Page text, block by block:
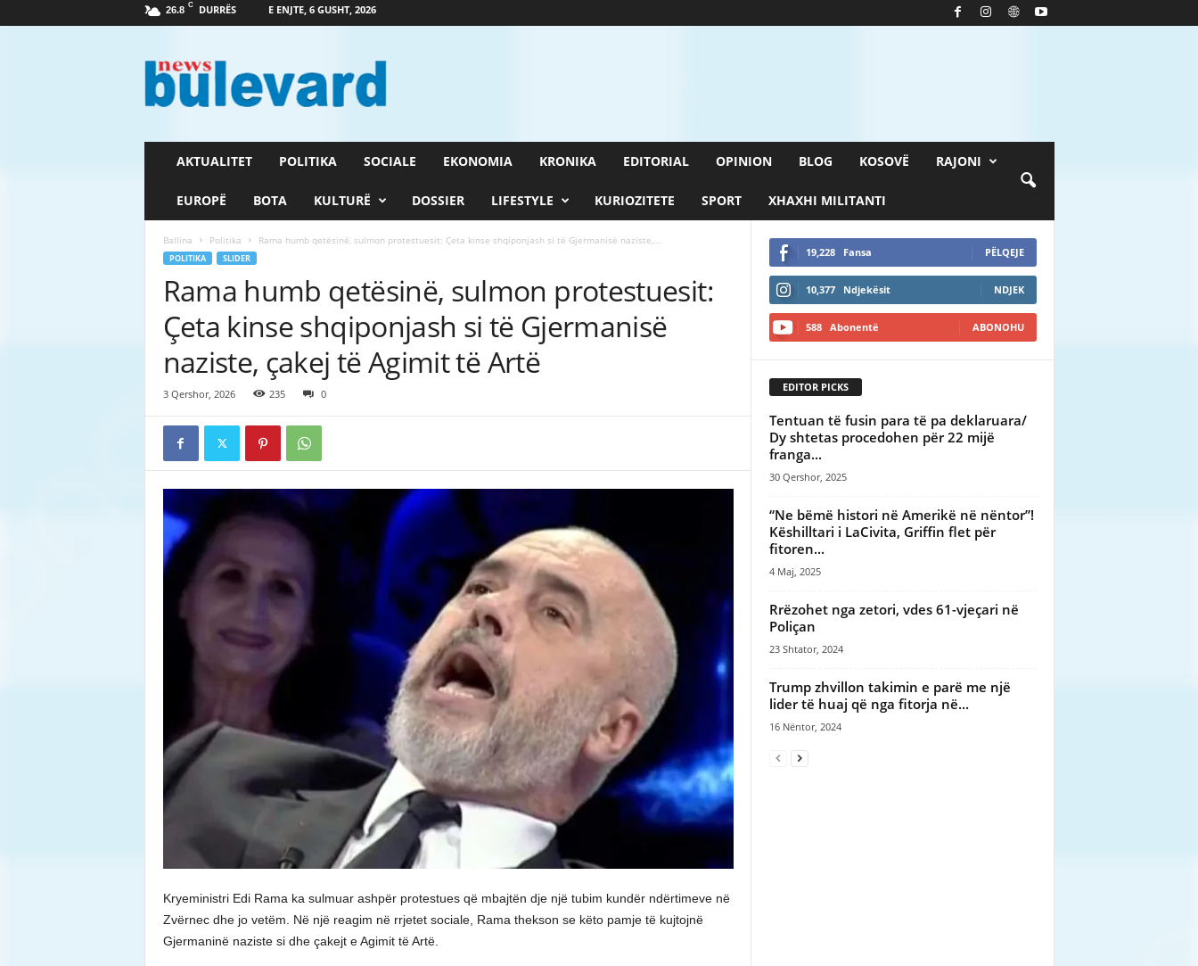
26.8 C DURRËS E ENJTE, 6 GUSHT, 2026
a
AKTUALITET POLITIKA SOCIALE EKONOMIA KRONIKA EDITORIAL OPINION BLOG KOSOVË RAJONI
EUROPË BOTA KULTURË DOSSIER LIFESTYLE KURIOZITETE SPORT XHAXHI MILITANTI
Ballina Politika Rama humb qetësinë, sulmon protestuesit: Çeta kinse shqiponjash si të Gjermanisë naziste,...
POLITIKA SLIDER
Rama humb qetësinë, sulmon protestuesit:
Çeta kinse shqiponjash si të Gjermanisë
naziste, çakej të Agimit të Artë
3 Qershor, 2026 235 0
Kryeministri Edi Rama ka sulmuar ashpër protestues që mbajtën dje një tubim kundër ndërtimeve në
Zvërnec dhe jo vetëm. Në një reagim në rrjetet sociale, Rama thekson se këto pamje të kujtojnë
Gjermaninë naziste si dhe çakejt e Agimit të Artë.
19,228 Fansa PËLQEJE
10,377 Ndjekësit NDJEK
588 Abonentë ABONOHU
EDITOR PICKS
Tentuan të fusin para të pa deklaruara/
Dy shtetas procedohen për 22 mijë
franga...
30 Qershor, 2025
“Ne bëmë histori në Amerikë në nëntor”!
Këshilltari i LaCivita, Griffin flet për
fitoren...
4 Maj, 2025
Rrëzohet nga zetori, vdes 61-vjeçari në
Poliçan
23 Shtator, 2024
Trump zhvillon takimin e parë me një
lider të huaj që nga fitorja në...
16 Nëntor, 2024